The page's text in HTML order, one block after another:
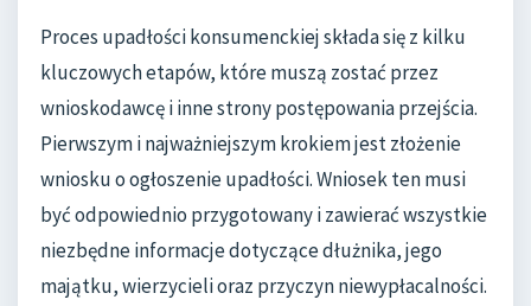
Proces upadłości konsumenckiej składa się z kilku
kluczowych etapów, które muszą zostać przez
wnioskodawcę i inne strony postępowania przejścia.
Pierwszym i najważniejszym krokiem jest złożenie
wniosku o ogłoszenie upadłości. Wniosek ten musi
być odpowiednio przygotowany i zawierać wszystkie
niezbędne informacje dotyczące dłużnika, jego
majątku, wierzycieli oraz przyczyn niewypłacalności.